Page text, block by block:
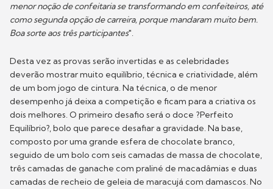
menor noção de confeitaria se transformando em confeiteiros, até
como segunda opção de carreira, porque mandaram muito bem.
Boa sorte aos três participantes".
Desta vez as provas serão invertidas e as celebridades
deverão mostrar muito equilíbrio, técnica e criatividade, além
de um bom jogo de cintura. Na técnica, o de menor
desempenho já deixa a competição e ficam para a criativa os
dois melhores. O primeiro desafio será o doce ?Perfeito
Equilíbrio?, bolo que parece desafiar a gravidade. Na base,
composto por uma grande esfera de chocolate branco,
seguido de um bolo com seis camadas de massa de chocolate,
três camadas de ganache com praliné de macadâmias e duas
camadas de recheio de geleia de maracujá com damascos. No